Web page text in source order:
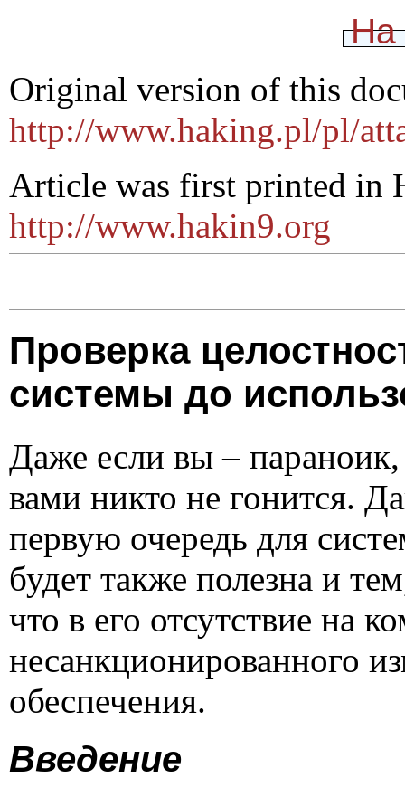
На
Original version of this
http://www.haking.pl/pl/
Article was first printed in
http://www.hakin9.org
Проверка
системы до
Даже если вы – параноик,
вами никто не гонится.
первую очередь для
будет также полезна и
что в его отсутствие на
несанкционированного
обеспечения.
Введение